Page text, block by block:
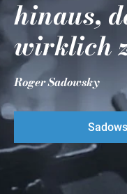
hinaus,
wirklich
Roger Sadowsky